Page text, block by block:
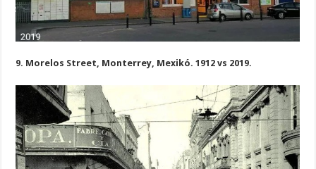
9. Morelos Street, Monterrey, Mexikó. 1912 vs 2019.